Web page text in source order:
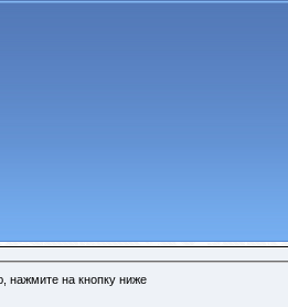
нажмите на кнопку ниже